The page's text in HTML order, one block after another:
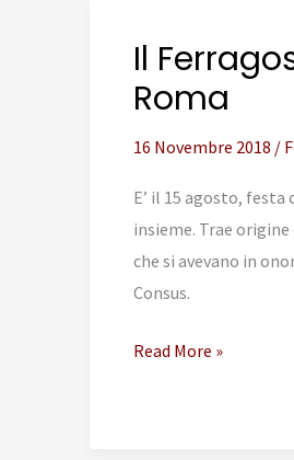
Il
Roma
16 Novembre 2018 /
E’ il 15 agosto,
insieme. Trae
che si avevano in
Consus.
Il
Read More »